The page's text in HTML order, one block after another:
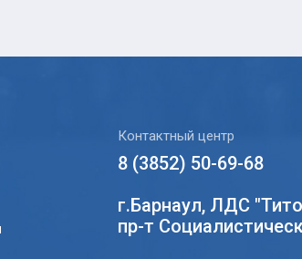
Контактный центр
8 (3852) 50-69-68
г.Барнаул, ЛДС
пр-т